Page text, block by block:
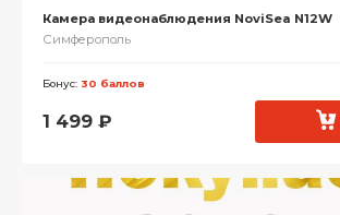
Камера видеонаблюдения NoviSea N12W
Симферополь
Бонус: 30 баллов
1 499 ₽